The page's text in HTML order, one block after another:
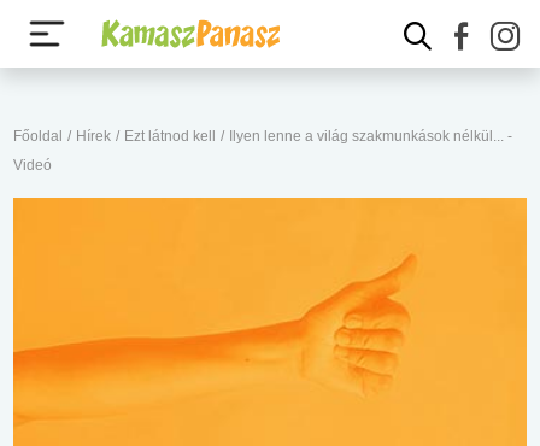
Főoldal / Hírek / Ezt látnod kell /
Ilyen lenne a világ szakmunkások nélkül... -
Videó